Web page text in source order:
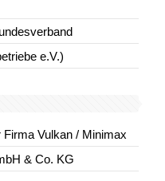
e.V.)
Firma Vulkan / Minimax
& Co. KG